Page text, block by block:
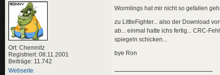
Ort: Chemnitz
Registriert: 08.11.2001
Beiträge: 11.742
Webseite
Wormlings hat mir nicht so gefallen
zu LittleFighter... also der Download
ab... einmal hatte ichs fertig... CRC-
spiegeln schicken...
bye Ron